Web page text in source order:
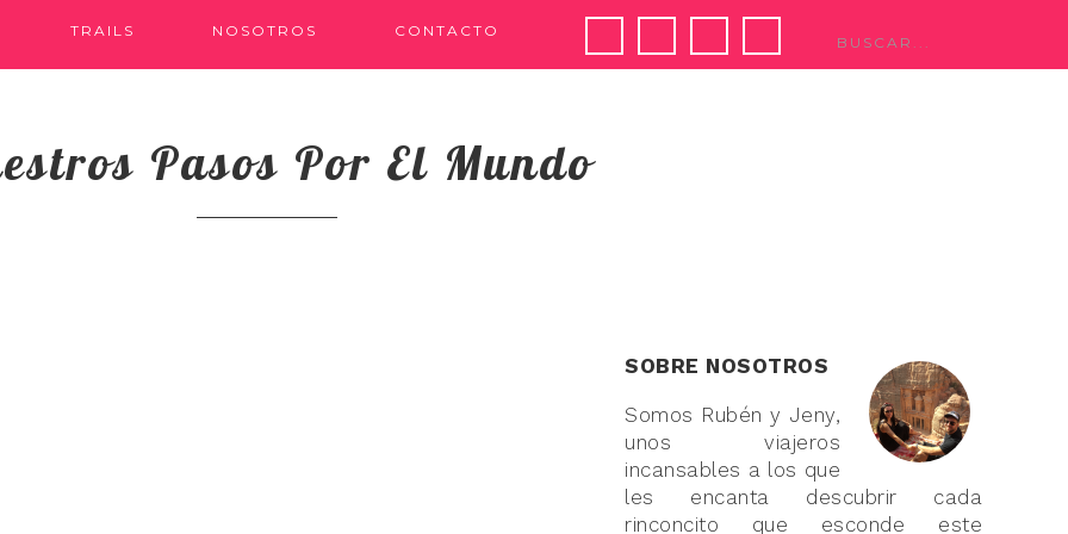
TRAILS NOSOTROS CONTACTO
Pasos Por El Mundo
SOBRE NOSOTROS
Somos Rubén y Jeny,
unos viajeros
incansables a los que
les encanta descubrir cada
rinconcito que esconde este